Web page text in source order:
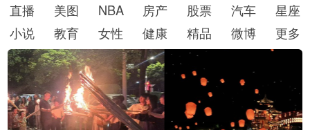
直播
美图 NBA 房产 股票 汽车
星座
小说
教育 女性 健康 精品 微博 更多